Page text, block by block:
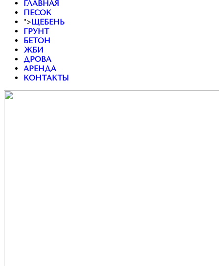
ГЛАВНАЯ
ПЕСОК
">ЩЕБЕНЬ
ГРУНТ
БЕТОН
ЖБИ
ДРОВА
АРЕНДА
КОНТАКТЫ